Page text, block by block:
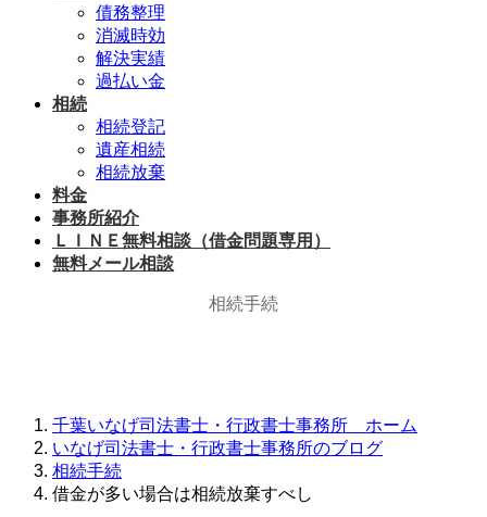
債務整理
消滅時効
解決実績
過払い金
相続
相続登記
遺産相続
相続放棄
料金
事務所紹介
ＬＩＮＥ無料相談（借金問題専用）
無料メール相談
相続手続
千葉いなげ司法書士・行政書士事務所 ホーム
いなげ司法書士・行政書士事務所のブログ
相続手続
借金が多い場合は相続放棄すべし